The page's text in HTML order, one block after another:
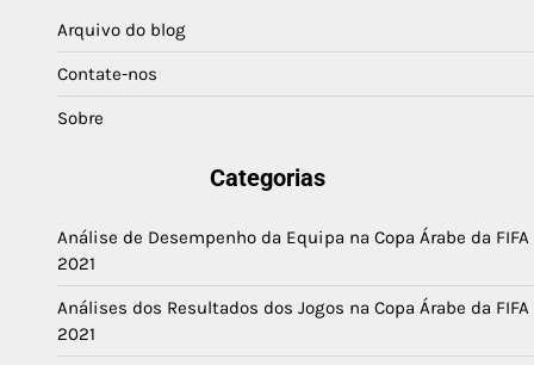
Arquivo do blog
Contate-nos
Sobre
Categorias
Análise de Desempenho da Equipa na Copa Árabe da FIFA
2021
Análises dos Resultados dos Jogos na Copa Árabe da FIFA
2021